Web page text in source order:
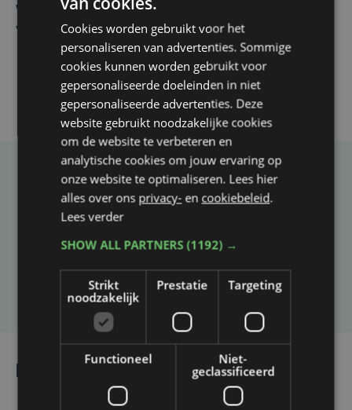
West, dat ook een nieuwe voltijdse gynaecoloog
verwelkomt
Taalfout opgemerkt?
Heb je een taal- of schrijffout opgemerkt in dit
Laat het ons weten
Cookies worden gebruikt voor het
personaliseren van advertenties. Sommige
cookies kunnen worden gebruikt voor
gepersonaliseerde doeleinden in niet
gepersonaliseerde advertenties. Deze
website gebruikt noodzakelijke cookies
om de website te verbeteren en
analytische cookies om jouw ervaring op
onze website te optimaliseren. Lees hier
alles over ons privacy- en cookiebeleid.
Lees verder
SHOW ALL PARTNERS(1192) →
Strikt
noodzakelijk
Prestatie Targeting
Functioneel
Niet-
geclassificeerd